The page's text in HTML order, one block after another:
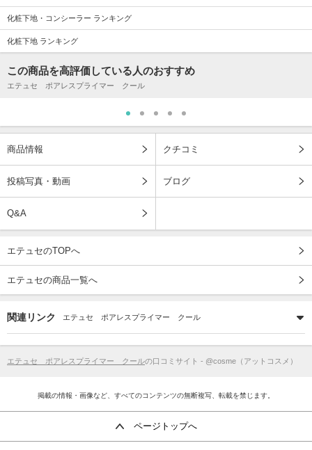
化粧下地・コンシーラー ランキング
化粧下地 ランキング
この商品を高評価している人のおすすめ
エテュセ ポアレスプライマー クール
商品情報 クチコミ
投稿写真・動画 ブログ
Q&A
エテュセのTOPへ
エテュセの商品一覧へ
関連リンク エテュセ ポアレスプライマー クール
エテュセ ポアレスプライマー クールの口コミサイト - @cosme（アットコスメ）
掲載の情報・画像など、すべてのコンテンツの無断複写、転載を禁じます。
ページトップへ